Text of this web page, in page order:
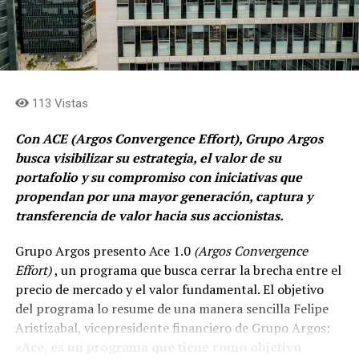
113 Vistas
Con ACE (Argos Convergence Effort), Grupo Argos
busca visibilizar su estrategia, el valor de su
portafolio y su compromiso con iniciativas que
propendan por una mayor generación, captura y
transferencia de valor hacia sus accionistas.
Grupo Argos presento Ace 1.0(Argos Convergence
Effort), un programa que busca cerrar la brecha entre el
precio de mercado y el valor fundamental. El objetivo
del programa lo resume de una manera sencilla Felipe
Aristizabal, vicepresidente financiero de Grupo Argos: